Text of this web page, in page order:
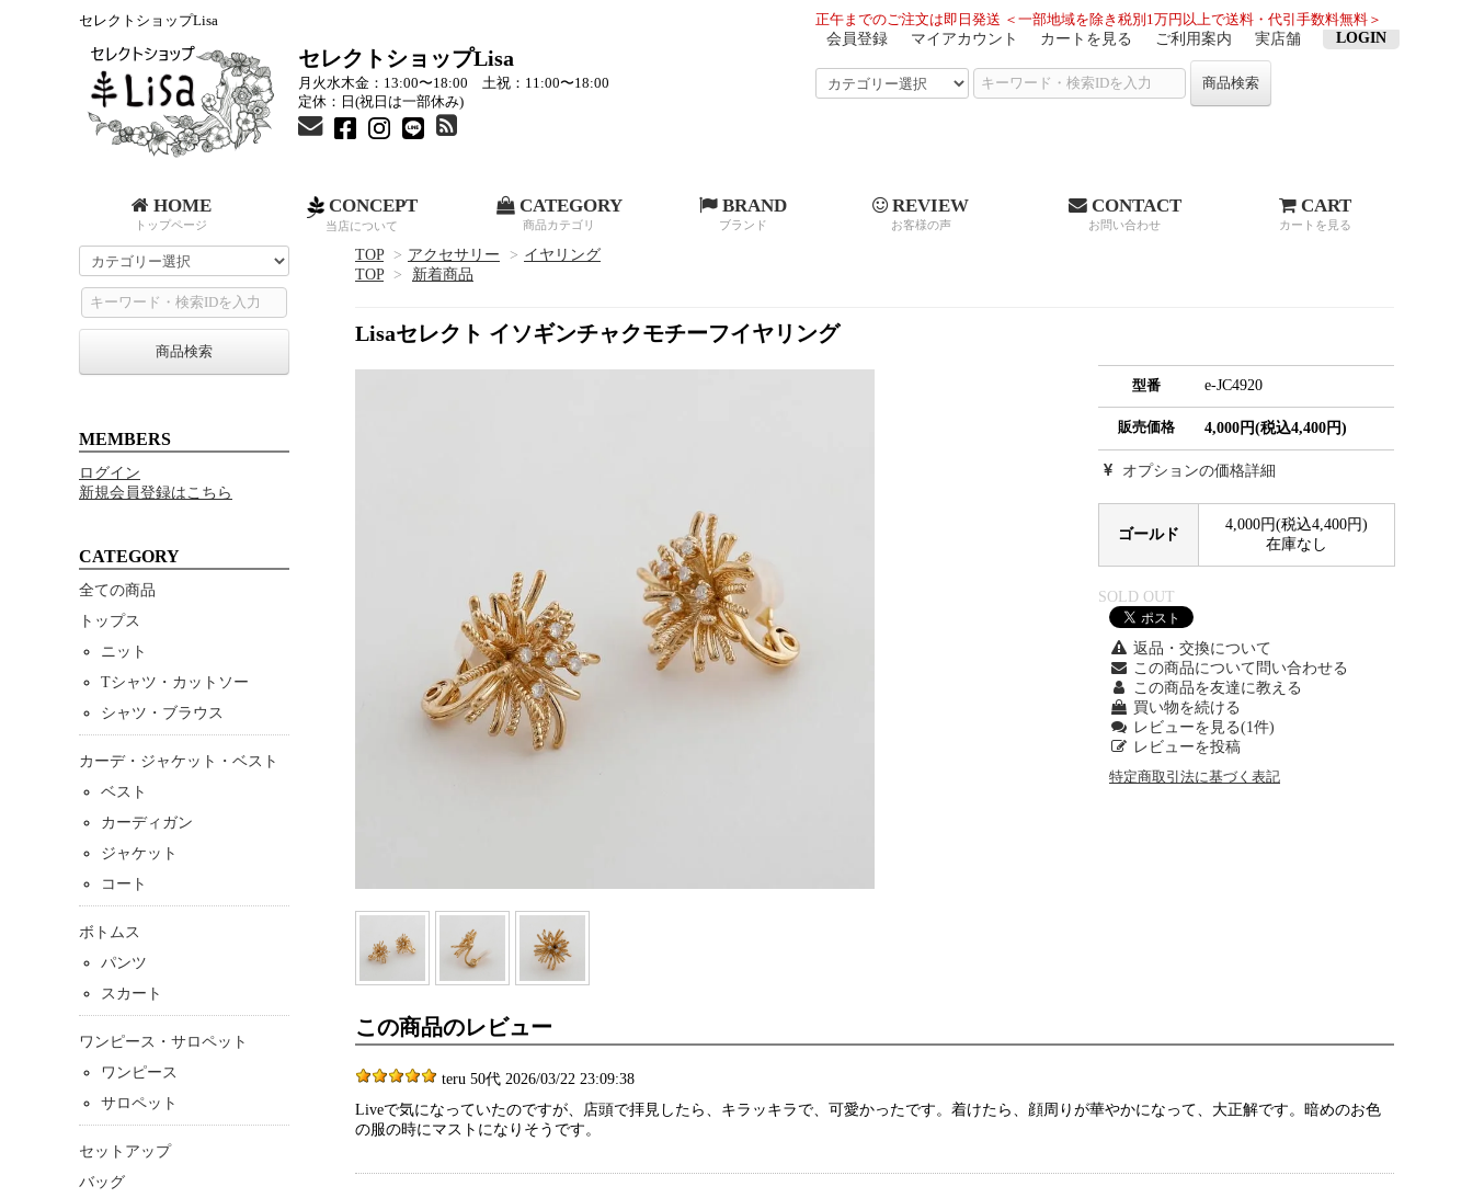
正午までのご注文は即日発送 ＜一部地域を除き税別1万円以上で送料・代引手数料無料＞
会員登録 マイアカウント カートを見る ご利用案内 実店舗 LOGIN
商品検索
セレクトショップLisa
セレクトショップLisa
月火水木金：13:00〜18:00 土祝：11:00〜18:00
定休：日(祝日は一部休み)
HOME
トップページ
CONCEPT
当店について
CATEGORY
商品カテゴリ
BRAND
ブランド
REVIEW
お客様の声
CONTACT
お問い合わせ
CART
カートを見る
TOP > アクセサリー > イヤリング
TOP
> 新着商品
Lisaセレクト イソギンチャクモチーフイヤリング
型番 e-JC4920
販売価格 4,000円(税込4,400円)
オプションの価格詳細
ゴールド
4,000円(税込4,400円)
在庫なし
SOLD OUT
返品・交換について
この商品について問い合わせる
この商品を友達に教える
買い物を続ける
レビューを見る(1件)
レビューを投稿
特定商取引法に基づく表記
この商品のレビュー
teru 50代 2026/03/22 23:09:38
Liveで気になっていたのですが、店頭で拝見したら、キラッキラで、可愛かったです。着けたら、顔周りが華やかになって、大正解です。暗めのお色
の服の時にマストになりそうです。
商品検索
MEMBERS
ログイン
新規会員登録はこちら
CATEGORY
全ての商品
トップス
ニット
Tシャツ・カットソー
シャツ・ブラウス
カーデ・ジャケット・ベスト
ベスト
カーディガン
ジャケット
コート
ボトムス
パンツ
スカート
ワンピース・サロペット
ワンピース
サロペット
セットアップ
バッグ